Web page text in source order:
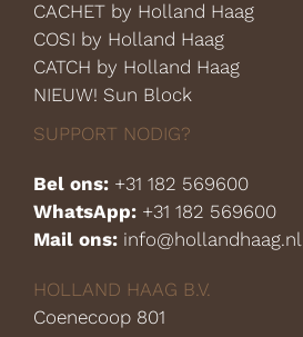
CACHET by Holland Haag
COSI by Holland Haag
CATCH by Holland Haag
NIEUW! Sun Block
SUPPORT NODIG?
Bel ons: +31 182 569600
WhatsApp: +31 182 569600
Mail ons: info@hollandhaag.nl
HOLLAND HAAG B.V.
Coenecoop 801